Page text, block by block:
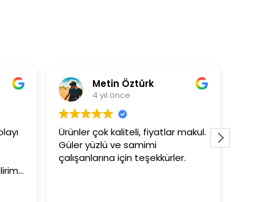
Metin Öztürk
kaliteli, fiyatlar makul.
ve samimi
için teşekkürler.
Asli Ersoy
3+1 evin kagidini kapataslak
tutar